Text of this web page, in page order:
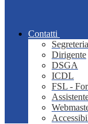
Contatti
Segreteria
Dirigente
DSGA
ICDL
FSL -